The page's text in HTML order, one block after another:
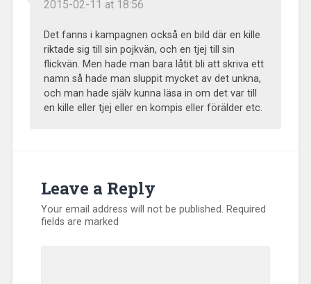
2015-02-11 at 18:56
Det fanns i kampagnen också en bild där en kille
riktade sig till sin pojkvän, och en tjej till sin
flickvän. Men hade man bara låtit bli att skriva ett
namn så hade man sluppit mycket av det unkna,
och man hade själv kunna läsa in om det var till
en kille eller tjej eller en kompis eller förälder etc.
Leave a Reply
Your email address will not be published. Required
fields are marked